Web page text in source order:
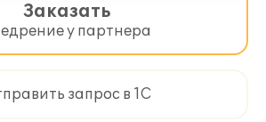
в бухгалтерском учете
реализации продукции в
сотрудникам;
долей;
Заказать
у партнера
запрос в 1С